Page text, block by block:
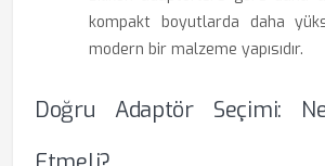
kompakt boyutlarda daha
modern bir malzeme yapısıdır.
Doğru Adaptör Seçimi: